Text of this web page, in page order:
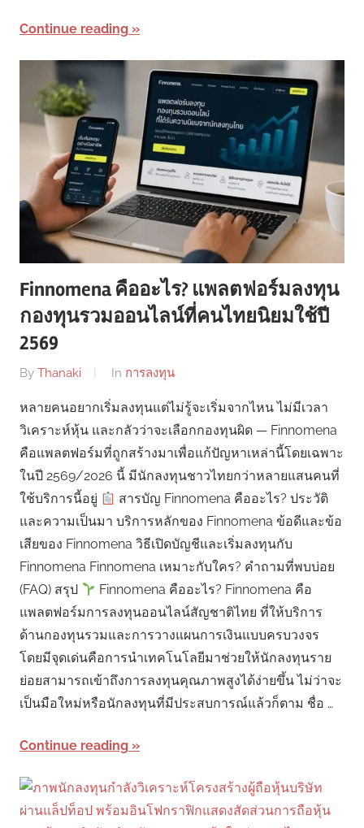
Continue reading
Finnomena คืออะไร? แพลตฟอร์มลงทุน
กองทุนรวมออนไลน์ที่คนไทยนิยมใช้ปี
2569
By Thanaki In การลงทุน
หลายคนอยากเริ่มลงทุนแต่ไม่รู้จะเริ่มจากไหน ไม่มีเวลา
วิเคราะห์หุ้น และกลัวว่าจะเลือกกองทุนผิด — Finnomena
คือแพลตฟอร์มที่ถูกสร้างมาเพื่อแก้ปัญหาเหล่านี้โดยเฉพาะ
ในปี 2569/2026 นี้ มีนักลงทุนชาวไทยกว่าหลายแสนคนที่
ใช้บริการนี้อยู่
สารบัญ Finnomena คืออะไร? ประวัติ
และความเป็นมา บริการหลักของ Finnomena ข้อดีและข้อ
เสียของ Finnomena วิธีเปิดบัญชีและเริ่มลงทุนกับ
Finnomena Finnomena เหมาะกับใคร? คำถามที่พบบ่อย
(FAQ) สรุป
Finnomena คืออะไร? Finnomena คือ
แพลตฟอร์มการลงทุนออนไลน์สัญชาติไทย ที่ให้บริการ
ด้านกองทุนรวมและการวางแผนการเงินแบบครบวงจร
โดยมีจุดเด่นคือการนำเทคโนโลยีมาช่วยให้นักลงทุนราย
ย่อยสามารถเข้าถึงการลงทุนคุณภาพสูงได้ง่ายขึ้น ไม่ว่าจะ
เป็นมือใหม่หรือนักลงทุนที่มีประสบการณ์แล้วก็ตาม ชื่อ …
Continue reading